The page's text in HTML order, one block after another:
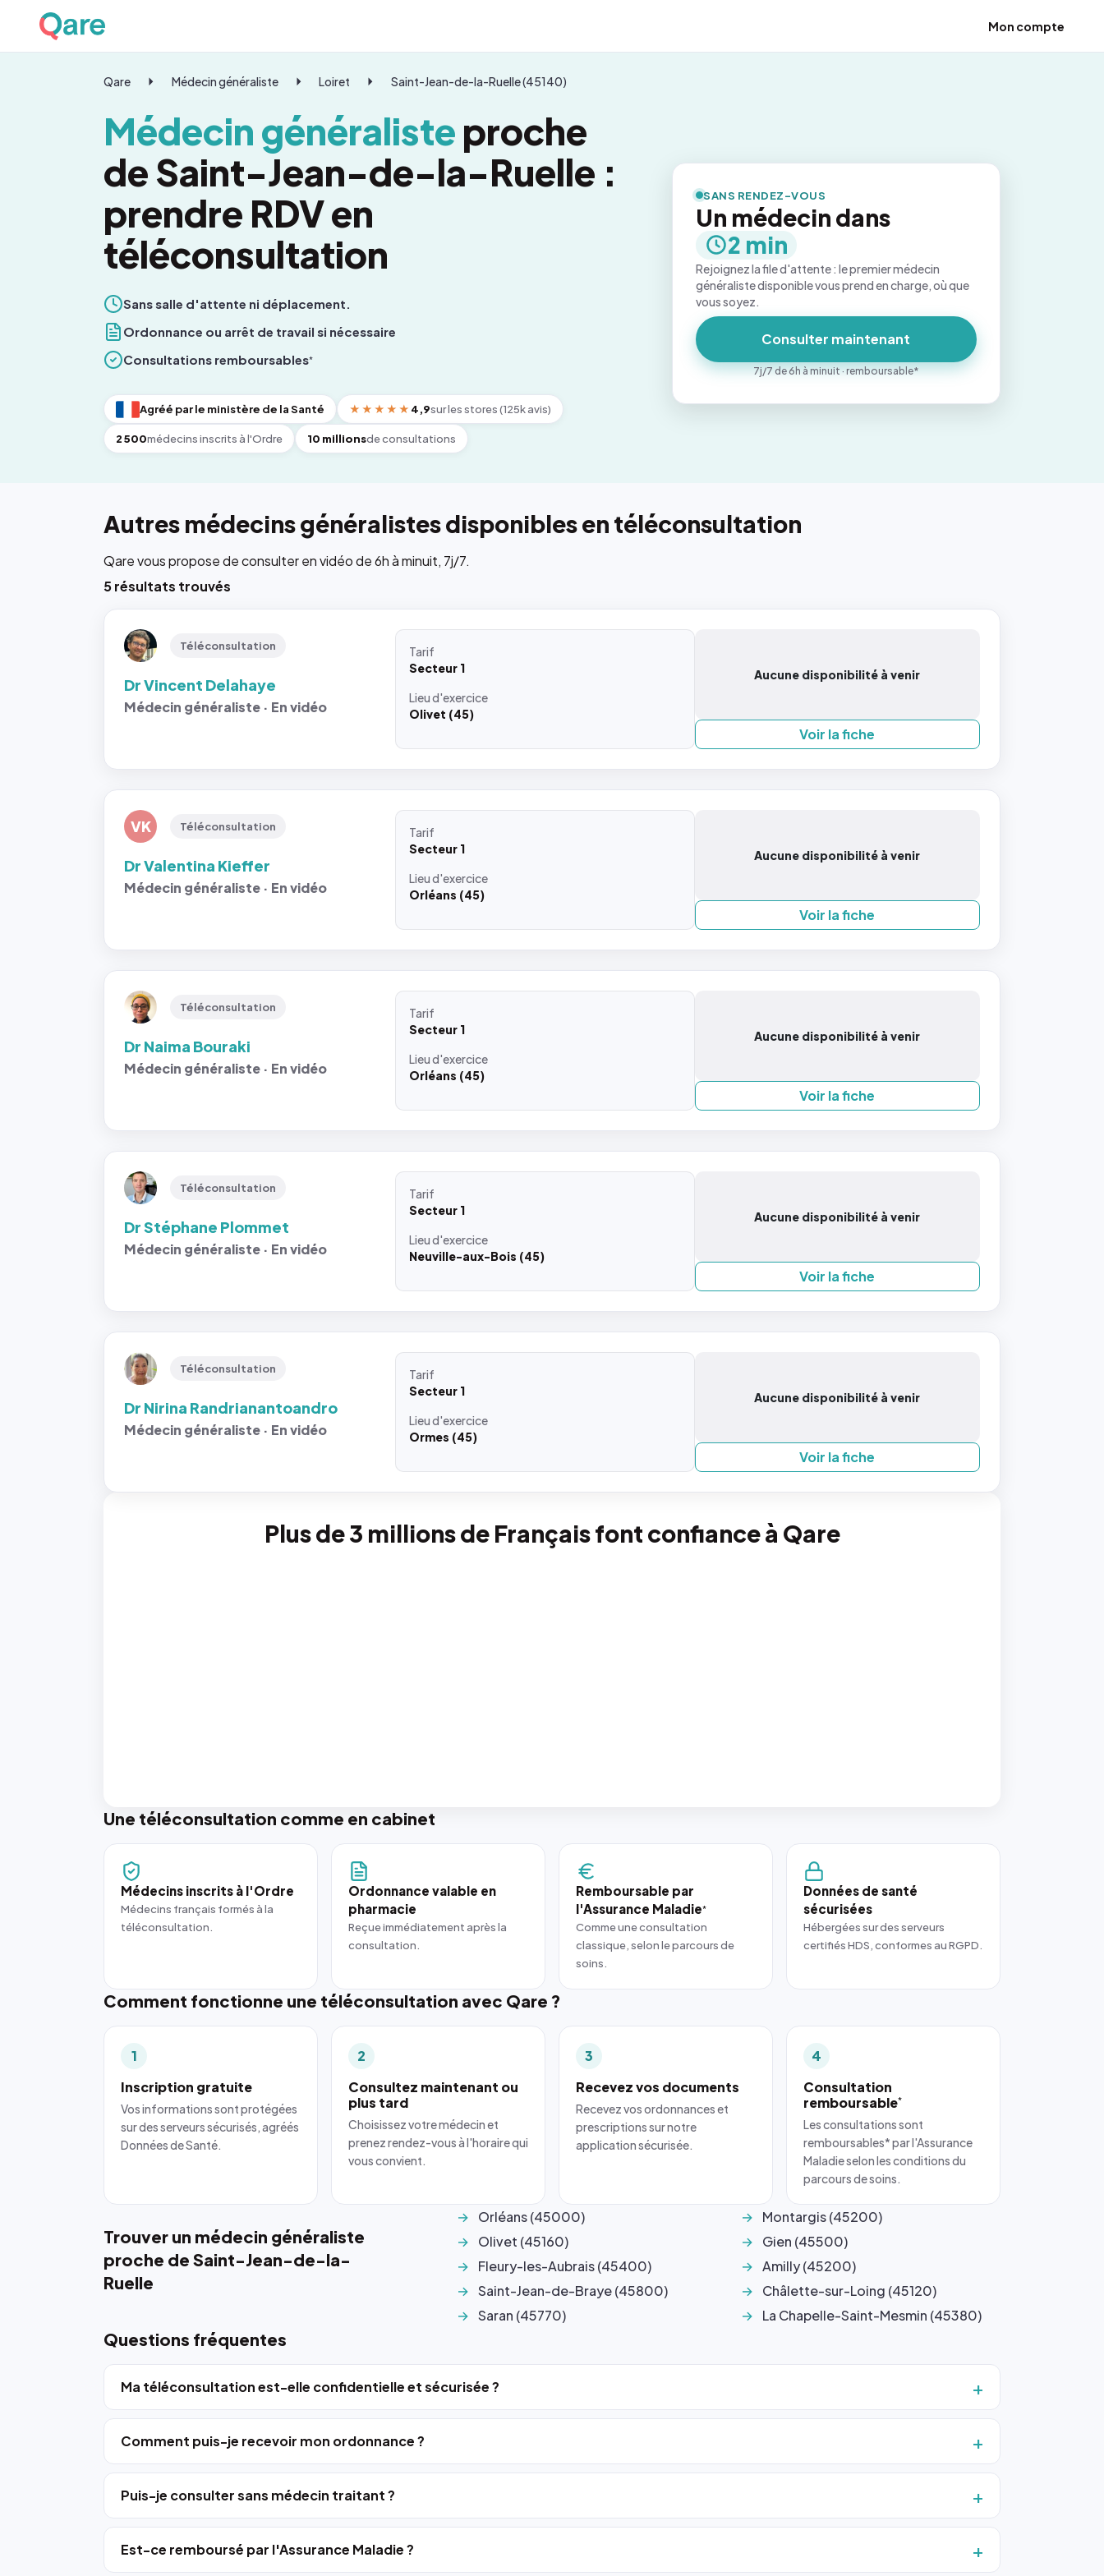
Mon compte
Qare Médecin généraliste Loiret Saint-Jean-de-la-Ruelle (45140)
Médecin généralisteproche
de Saint-Jean-de-la-Ruelle :
prendre RDV en
téléconsultation
Sans salle d'attente ni déplacement.
Ordonnance ou arrêt de travail si nécessaire
Consultations remboursables*
Agréé par le ministère de la Santé ★★★★★ 4,9sur les stores (125k avis)
2 500médecins inscrits à l'Ordre 10 millionsde consultations
SANS RENDEZ-VOUS
Un médecin dans
2 min
Rejoignez la file d'attente : le premier médecin
généraliste disponible vous prend en charge, où que
vous soyez.
Consulter maintenant
7j/7 de 6h à minuit · remboursable*
Autres médecins généralistes disponibles en téléconsultation
Qare vous propose de consulter en vidéo de 6h à minuit, 7j/7.
5 résultats trouvés
Téléconsultation
Dr Vincent Delahaye
Médecin généraliste · En vidéo
Tarif
Secteur 1
Lieud'exercice
Olivet (45)
Aucune disponibilité à venir
Voir la fiche
VK Téléconsultation
Dr Valentina Kieffer
Médecin généraliste · En vidéo
Tarif
Secteur 1
Lieud'exercice
Orléans (45)
Aucune disponibilité à venir
Voir la fiche
Téléconsultation
Dr Naima Bouraki
Médecin généraliste · En vidéo
Tarif
Secteur 1
Lieud'exercice
Orléans (45)
Aucune disponibilité à venir
Voir la fiche
Téléconsultation
Dr Stéphane Plommet
Médecin généraliste · En vidéo
Tarif
Secteur 1
Lieud'exercice
Neuville-aux-Bois (45)
Aucune disponibilité à venir
Voir la fiche
Téléconsultation
Dr Nirina Randrianantoandro
Médecin généraliste · En vidéo
Tarif
Secteur 1
Lieud'exercice
Ormes (45)
Aucune disponibilité à venir
Voir la fiche
Plus de 3 millions de Français font confiance à Qare
Une téléconsultation comme en cabinet
Médecins inscrits à l'Ordre
Médecins français formés à la
téléconsultation.
Ordonnance valable en
pharmacie
Reçue immédiatement après la
consultation.
Remboursable par
l'Assurance Maladie*
Comme une consultation
classique, selon le parcours de
soins.
Données de santé
sécurisées
Hébergées sur des serveurs
certifiés HDS, conformes au RGPD.
Comment fonctionne une téléconsultation avec Qare ?
1
Inscription gratuite
Vos informations sont protégées
sur des serveurs sécurisés, agréés
Données de Santé.
2
Consultez maintenant ou
plus tard
Choisissez votre médecin et
prenez rendez-vous à l'horaire qui
vous convient.
3
Recevez vos documents
Recevez vos ordonnances et
prescriptions sur notre
application sécurisée.
4
Consultation
remboursable*
Les consultations sont
remboursables* par l'Assurance
Maladie selon les conditions du
parcours de soins.
Trouver un médecin généraliste
proche de Saint-Jean-de-la-
Ruelle
Orléans (45000)
Olivet (45160)
Fleury-les-Aubrais (45400)
Saint-Jean-de-Braye (45800)
Saran (45770)
Montargis (45200)
Gien (45500)
Amilly (45200)
Châlette-sur-Loing (45120)
La Chapelle-Saint-Mesmin (45380)
Questions fréquentes
Ma téléconsultation est-elle confidentielle et sécurisée ?
Comment puis-je recevoir mon ordonnance ?
Puis-je consulter sans médecin traitant ?
Est-ce remboursé par l'Assurance Maladie ?